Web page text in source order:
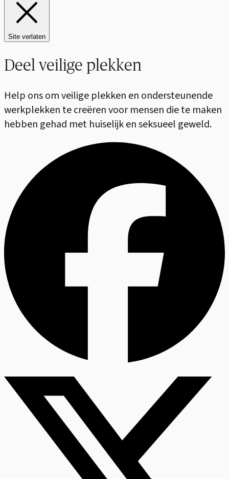
Site verlaten
Deel veilige plekken
Help ons om veilige plekken en ondersteunende
werkplekken te creëren voor mensen die te maken
hebben gehad met huiselijk en seksueel geweld.